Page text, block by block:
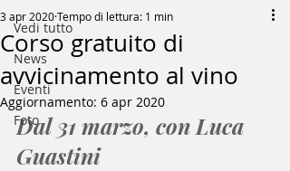
Vedi tutto
News
Eventi
Foto
Corso gratuito di
avvicinamento al vino
3 apr 2020Tempo di lettura: 1 min
Aggiornamento: 6 apr 2020
Dal 31 marzo, con Luca
Guastini